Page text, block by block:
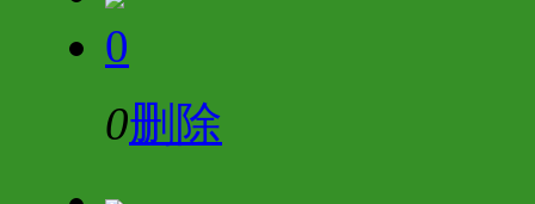
0
0删除